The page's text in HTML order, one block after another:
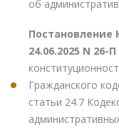
об
Постановление
24.06.2025 N 26-П
Гражданского
статьи 24.7